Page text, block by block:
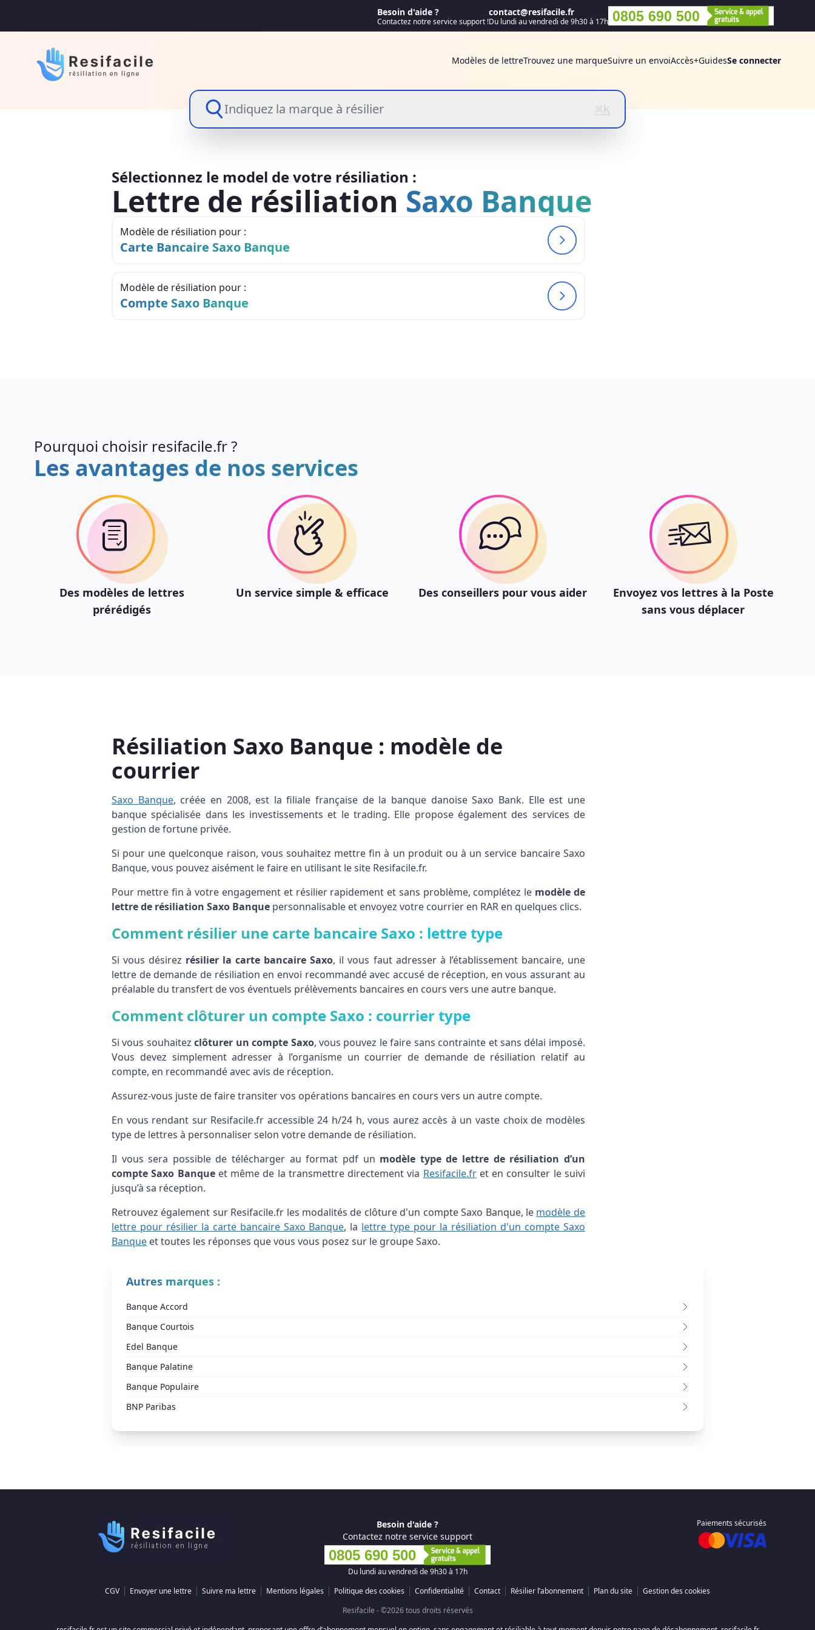
Besoin d'aide ?
Contactez notre service support !
contact@resifacile.fr
Du lundi au vendredi de 9h30 à 17h 0805 690 500
Modèles de lettreTrouvez une marqueSuivre un envoiAccès+GuidesSe connecter
Indiquez la marque à résilier ⌘k
Sélectionnez le model de votre résiliation :
Lettre de résiliation Saxo Banque
Modèle de résiliation pour :
Carte Bancaire Saxo Banque
Modèle de résiliation pour :
Compte Saxo Banque
Pourquoi choisir resifacile.fr ?
Les avantages de nos services
Des modèles de lettres
prérédigés
Un service simple & efficace Des conseillers pour vous aider
Envoyez vos lettres à la Poste
sans vous déplacer
Résiliation Saxo Banque : modèle de
courrier
Saxo Banque, créée en 2008, est la filiale française de la banque danoise Saxo Bank. Elle est une
banque spécialisée dans les investissements et le trading. Elle propose également des services de
gestion de fortune privée.
Si pour une quelconque raison, vous souhaitez mettre fin à un produit ou à un service bancaire Saxo
Banque, vous pouvez aisément le faire en utilisant le site Resifacile.fr.
Pour mettre fin à votre engagement et résilier rapidement et sans problème, complétez le modèle de
lettre de résiliation Saxo Banque personnalisable et envoyez votre courrier en RAR en quelques clics.
Comment résilier une carte bancaire Saxo : lettre type
Si vous désirez résilier la carte bancaire Saxo, il vous faut adresser à l’établissement bancaire, une
lettre de demande de résiliation en envoi recommandé avec accusé de réception, en vous assurant au
préalable du transfert de vos éventuels prélèvements bancaires en cours vers une autre banque.
Comment clôturer un compte Saxo : courrier type
Si vous souhaitezclôturer un compte Saxo, vous pouvez le faire sans contrainte et sans délai imposé.
Vous devez simplement adresser à l’organisme un courrier de demande de résiliation relatif au
compte, en recommandé avec avis de réception.
Assurez-vous juste de faire transiter vos opérations bancaires en cours vers un autre compte.
En vous rendant sur Resifacile.fr accessible 24 h/24 h, vous aurez accès à un vaste choix de modèles
type de lettres à personnaliser selon votre demande de résiliation.
Il vous sera possible de télécharger au format pdf un modèle type de lettre de résiliation d’un
compte Saxo Banqueet même de la transmettre directement via Resifacile.fret en consulter le suivi
jusqu’à sa réception.
Retrouvez également sur Resifacile.fr les modalités de clôture d'un compte Saxo Banque, le modèle de
lettre pour résilier la carte bancaire Saxo Banque, la lettre type pour la résiliation d'un compte Saxo
Banque et toutes les réponses que vous vous posez sur le groupe Saxo.
Autres marques :
Banque Accord
Banque Courtois
Edel Banque
Banque Palatine
Banque Populaire
BNP Paribas
Besoin d'aide ?
Contactez notre service support
0805 690 500
Du lundi au vendredi de 9h30 à 17h
Paiements sécurisés
CGV Envoyer une lettre Suivre ma lettre Mentions légales Politique des cookies Confidentialité Contact Résilier l’abonnement Plan du site
Gestion des cookies
Resifacile - ©2026 tous droits réservés